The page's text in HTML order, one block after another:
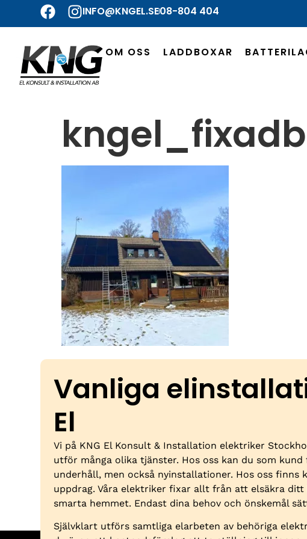
INFO@KNGEL.SE08-804 404
OM OSS LADDBOXAR
Vanliga
El
Vi på KNG El Konsult & Installation elektriker
utför många olika tjänster. Hos oss kan du som
underhåll, men också nyinstallationer. Hos oss finns
uppdrag. Våra elektriker fixar allt från att elsäkra
smarta hemmet. Endast dina behov och önskemål
Självklart utförs samtliga elarbeten av behöriga